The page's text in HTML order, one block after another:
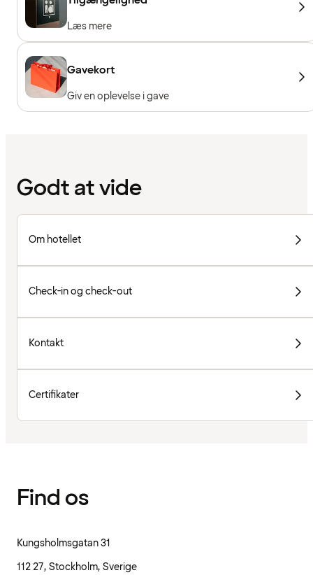
Læs mere
Gavekort
Giv en oplevelse i gave
Godt at vide
Om hotellet
Check-in og check-out
Kontakt
Certifikater
Find os
Kungsholmsgatan 31
112 27, Stockholm, Sverige